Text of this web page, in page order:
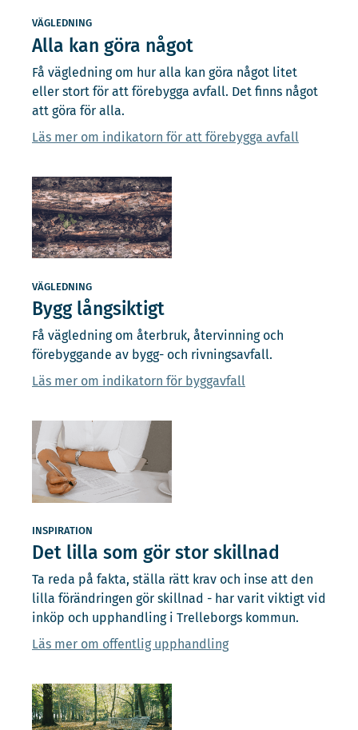
VÄGLEDNING
Alla kan göra något
Få vägledning om hur alla kan göra något litet
eller stort för att förebygga avfall. Det finns något
att göra för alla.
Läs mer om indikatorn för att förebygga avfall
VÄGLEDNING
Bygg långsiktigt
Få vägledning om återbruk, återvinning och
förebyggande av bygg- och rivningsavfall.
Läs mer om indikatorn för byggavfall
INSPIRATION
Det lilla som gör stor skillnad
Ta reda på fakta, ställa rätt krav och inse att den
lilla förändringen gör skillnad - har varit viktigt vid
inköp och upphandling i Trelleborgs kommun.
Läs mer om offentlig upphandling